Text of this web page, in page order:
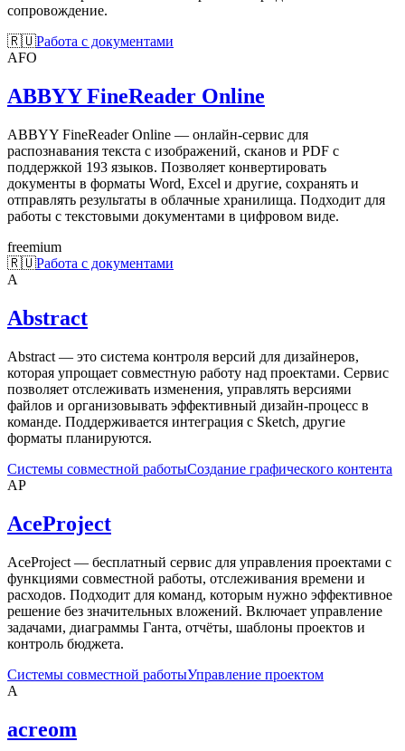
сопровождение.
🇷🇺Работа с документами
AFO
ABBYY FineReader Online
ABBYY FineReader Online — онлайн-сервис для
распознавания текста с изображений, сканов и PDF с
поддержкой 193 языков. Позволяет конвертировать
документы в форматы Word, Excel и другие, сохранять и
отправлять результаты в облачные хранилища. Подходит для
работы с текстовыми документами в цифровом виде.
freemium
🇷🇺Работа с документами
A
Abstract
Abstract — это система контроля версий для дизайнеров,
которая упрощает совместную работу над проектами. Сервис
позволяет отслеживать изменения, управлять версиями
файлов и организовывать эффективный дизайн-процесс в
команде. Поддерживается интеграция с Sketch, другие
форматы планируются.
Системы совместной работыСоздание графического контента
AP
AceProject
AceProject — бесплатный сервис для управления проектами с
функциями совместной работы, отслеживания времени и
расходов. Подходит для команд, которым нужно эффективное
решение без значительных вложений. Включает управление
задачами, диаграммы Ганта, отчёты, шаблоны проектов и
контроль бюджета.
Системы совместной работыУправление проектом
A
acreom